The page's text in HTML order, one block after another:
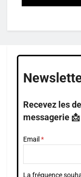
Recevez les
messagerie 📩
Email
La fréquence